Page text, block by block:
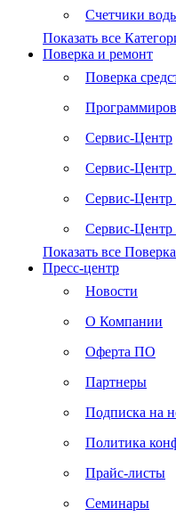
Счетчики
Показать все
Поверка и ремонт
Поверка
Сервис-Центр
Сервис-
Сервис-
Сервис-
Показать все
Пресс-центр
Новости
О Компании
Оферта ПО
Партнеры
Подписка на
Политика
Прайс-листы
Семинары